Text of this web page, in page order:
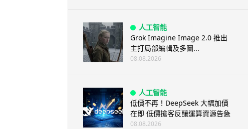
人工智能
Grok Imagine Image 2.0 推出
主打局部編輯及多圖...
08.08.2026
人工智能
低價不再！DeepSeek 大幅加價
在即 低價搶客反釀運算資源告急
08.08.2026